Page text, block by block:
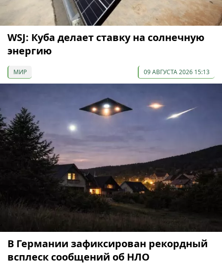
WSJ: Куба делает ставку на солнечную
энергию
МИР 09 АВГУСТА 2026 15:13
В Германии зафиксирован рекордный
всплеск сообщений об НЛО